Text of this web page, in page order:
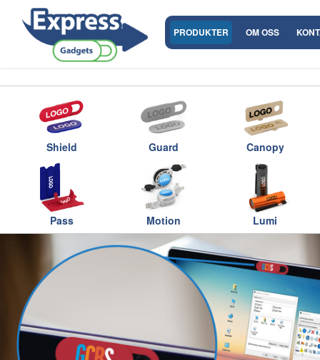
PRODUKTER OM OSS
Shield Guard Canopy
Pass Motion Lumi